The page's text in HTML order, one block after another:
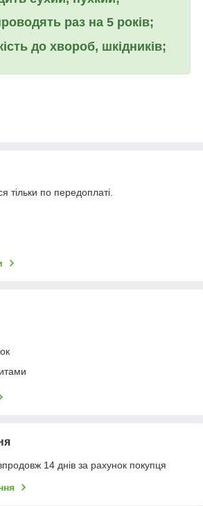
раз на 5 років;
до хвороб, шкідників;
тільки по передоплаті.
14 днів за рахунок покупця